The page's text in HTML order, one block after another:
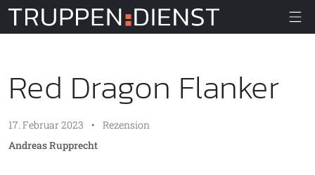
Truppendienst
Red Dragon Flanker
17. Februar 2023 •
Rezension
Andreas Rupprecht